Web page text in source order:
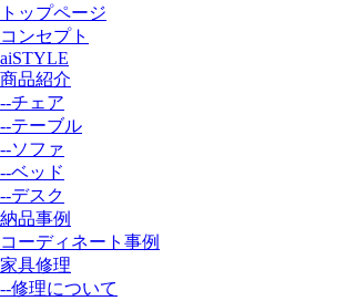
トップページ
コンセプト
aiSTYLE
商品紹介
--チェア
--テーブル
--ソファ
--ベッド
--デスク
納品事例
コーディネート事例
家具修理
--修理について